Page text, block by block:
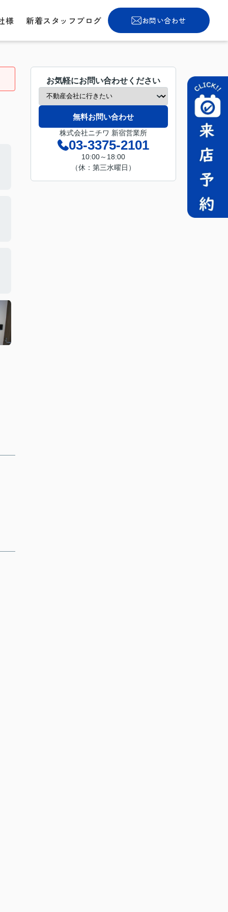
様 新着スタッフブログ お問い合わせ
お気軽にお問い合わせください
無料お問い合わせ
株式会社ニチワ 新宿営業所
03-3375-2101
10:00～18:00
（休：第三水曜日）